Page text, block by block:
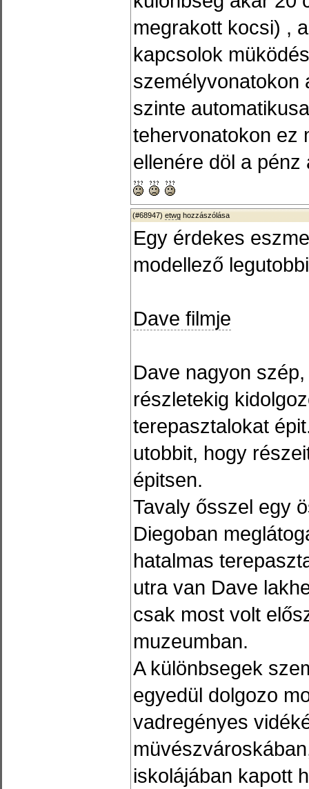
megrakott kocsi) ,
kapcsolok
személyvonatokon
szinte
tehervonatokon ez
ellenére döl a pénz
(#68947) etwg hozzászólása
Egy érdekes
modellező
Dave filmje
Dave nagyon
részletekig
terepasztalokat
utobbit, hogy
épitsen.
Tavaly ősszel egy
Diegoban
hatalmas
utra van Dave
csak most volt
muzeumban.
A különbsegek
egyedül dolgozo
vadregényes
iskolájában kapott